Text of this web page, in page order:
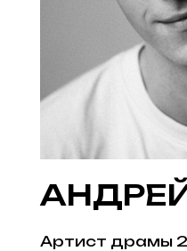
Артист драмы